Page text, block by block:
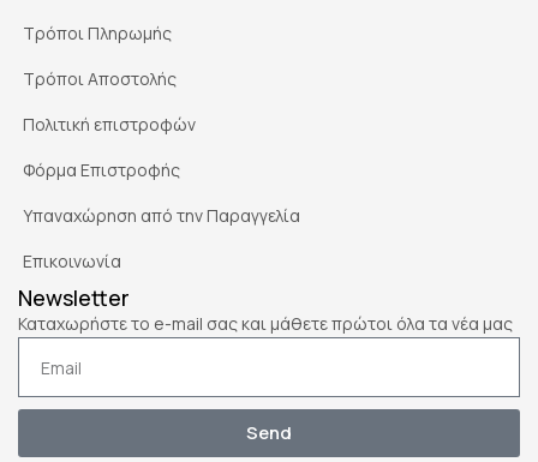
Τρόποι Πληρωμής
Τρόποι Αποστολής
Πολιτική επιστροφών
Φόρμα Επιστροφής
Υπαναχώρηση από την Παραγγελία
Επικοινωνία
Newsletter
Καταχωρήστε το e-mail σας και μάθετε πρώτοι όλα τα νέα μας
Send